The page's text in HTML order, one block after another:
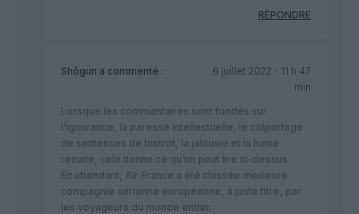
RÉPONDRE
Shôgun a commenté :
6 juillet 2022 - 11 h 47
min
Lorsque les commentaires sont fondés sur
l’ignorance, la paresse intellectuelle, le colportage
de sentences de bistrot, la jalousie et la haine
recuite, cela donne ce qu’on peut lire ci-dessus.
En attendant, Air France a été classée meilleure
compagnie aérienne européenne, à juste titre, par
les voyageurs du monde entier.